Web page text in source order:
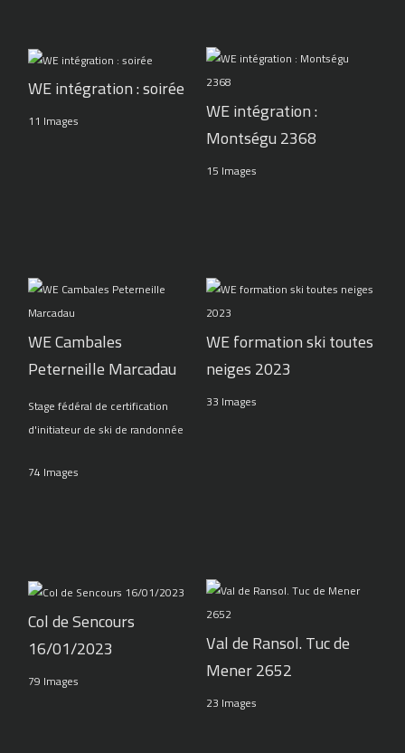
WE intégration : soirée
11 Images
WE intégration :
Montségu 2368
15 Images
WE Cambales
Peterneille Marcadau
Stage fédéral de certification
d'initiateur de ski de randonnée
74 Images
WE formation ski toutes
neiges 2023
33 Images
Col de Sencours
16/01/2023
79 Images
Val de Ransol. Tuc de
Mener 2652
23 Images